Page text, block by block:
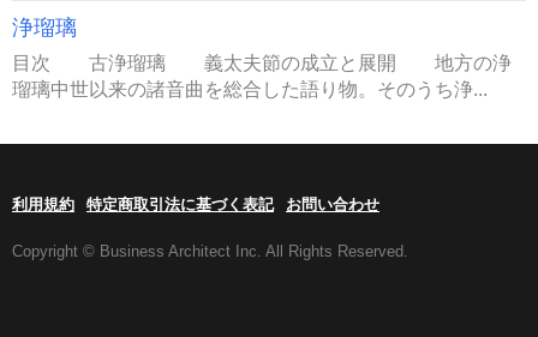
浄瑠璃
目次 古浄瑠璃 義太夫節の成立と展開 地方の浄
瑠璃中世以来の諸音曲を総合した語り物。そのうち浄...
利用規約 特定商取引法に基づく表記 お問い合わせ
Copyright © Business Architect Inc. All Rights Reserved.